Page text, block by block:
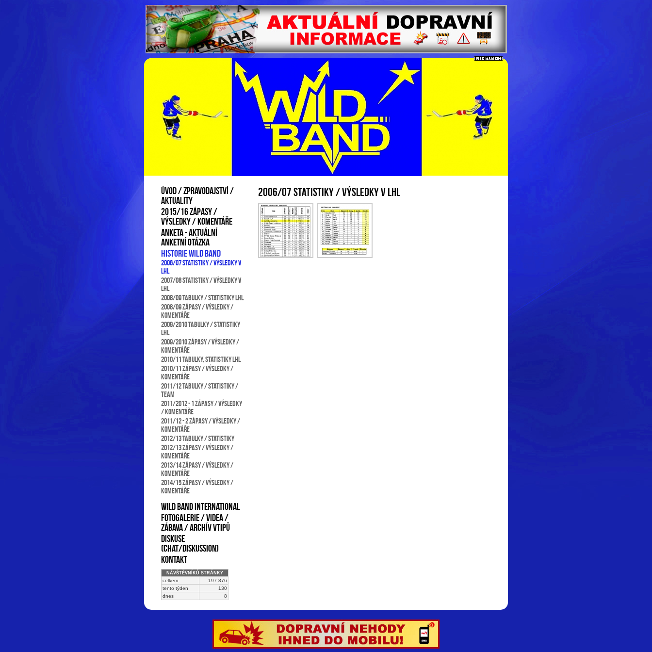
2006/07 statistiky / výsledky v LHL
Úvod / zpravodajství /
aktuality
2015/16 ZÁPASY /
VÝSLEDKY / KOMENTÁŘE
Anketa - aktuální
anketní otázka
Historie Wild Band
2006/07 statistiky / výsledky v
LHL
2007/08 statistiky / výsledky v
LHL
2008/09 Tabulky / statistiky LHL
2008/09 Zápasy / výsledky /
komentáře
2009/2010 Tabulky / statistiky
LHL
2009/2010 Zápasy / výsledky /
komentáře
2010/11 Tabulky, statistiky LHL
2010/11 Zápasy / výsledky /
komentáře
2011/12 Tabulky / statistiky /
team
2011/2012 - 1 Zápasy / výsledky
/ komentáře
2011/12 - 2 Zápasy / výsledky /
komentáře
2012/13 Tabulky / statistiky
2012/13 Zápasy / výsledky /
komentáře
2013/14 Zápasy / výsledky /
komentáře
2014/15 Zápasy / výsledky /
komentáře
Wild Band international
Fotogalerie / Videa /
Zábava / Archív vtipů
Diskuse
(chat/diskussion)
Kontakt
NÁVŠTĚVNÍKŮ STRÁNKY
celkem
197 876
tento týden
130
dnes
8